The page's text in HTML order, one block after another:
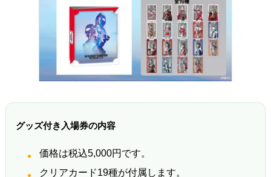
グッズ付き入場券の内容
価格は税込5,000円です。
クリアカード19種が付属します。